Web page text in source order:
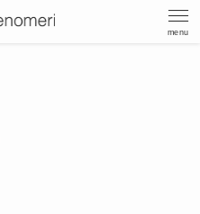
menu